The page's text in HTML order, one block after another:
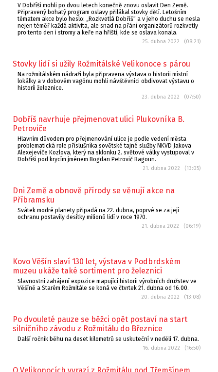
V Dobříši mohli po dvou letech konečně znovu oslavit Den Země.
Připravený bohatý program oslavy přilákal stovky dětí. Letošním
tématem akce bylo heslo: „Rozkvetlá Dobříš“ a v jeho duchu se nesla
nejen téměř každá aktivita, ale snad na přání organizátorů rozkvetly
pro tento den i stromy a keře na hřišti, kde se oslava konala.
25. dubna 2022 (08:21)
Stovky lidí si užily Rožmitálské Velikonoce s párou
Na rožmitálském nádraží byla připravena výstava o historii místní
lokálky a v dobovém vagónu mohli návštěvníci obdivovat výstavu o
historii železnice.
23. dubna 2022 (07:50)
Dobříš navrhuje přejmenovat ulici Plukovníka B.
Petroviče
Hlavním důvodem pro přejmenování ulice je podle vedení města
problematická role příslušníka sovětské tajné služby NKVD Jakova
Alexejeviče Kozlova, který na sklonku 2. světové války vystupoval v
Dobříši pod krycím jménem Bogdan Petrovič Bagoun.
21. dubna 2022 (13:05)
Dni Země a obnově přírody se věnují akce na
Příbramsku
Svátek modré planety připadá na 22. dubna, poprvé se za její
ochranu postavily desítky milionů lidí v roce 1970.
21. dubna 2022 (06:19)
Kovo Věšín slaví 130 let, výstava v Podbrdském
muzeu ukáže také sortiment pro železnici
Slavnostní zahájení expozice mapující historii výrobních družstev ve
Věšíně a Starém Rožmitále se koná ve čtvrtek 21. dubna od 16.00.
20. dubna 2022 (13:08)
Po dvouleté pauze se běžci opět postaví na start
silničního závodu z Rožmitálu do Březnice
Další ročník běhu na deset kilometrů se uskuteční v neděli 17. dubna.
16. dubna 2022 (16:50)